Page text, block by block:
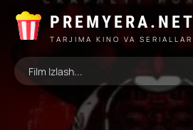
PREMYERA.NET
TARJIMA KINO VA SERIALLAR